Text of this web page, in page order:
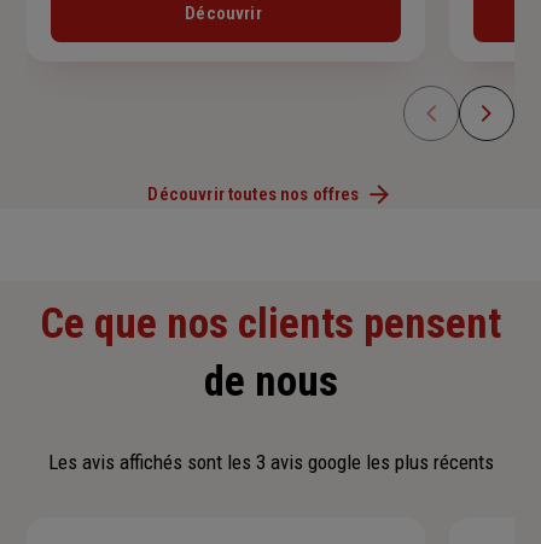
Découvrir
Découvrir toutes nos offres
Ce que nos clients pensent
de nous
Les avis affichés sont les 3 avis google les plus récents